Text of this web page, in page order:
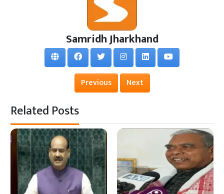
Samridh Jharkhand
Previous Next
Related Posts